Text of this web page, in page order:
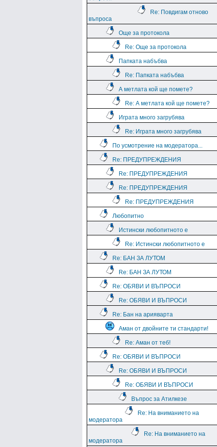
Re: Повдигам отново
въпроса
Още за протокола
Re: Още за протокола
Папката набъбва
Re: Папката набъбва
А метлата кой ще помете?
Re: А метлата кой ще помете?
Играта много загрубява
Re: Играта много загрубява
По усмотрение на модератора...
Re: ПРЕДУПРЕЖДЕНИЯ
Re: ПРЕДУПРЕЖДЕНИЯ
Re: ПРЕДУПРЕЖДЕНИЯ
Re: ПРЕДУПРЕЖДЕНИЯ
Любопитно
Истински любопитното е
Re: Истински любопитното е
Re: БАН ЗА ЛУТОМ
Re: БАН ЗА ЛУТОМ
Re: ОБЯВИ И ВЪПРОСИ
Re: ОБЯВИ И ВЪПРОСИ
Re: Бан на арияварта
Аман от двойните ти стандарти!
Re: Аман от теб!
Re: ОБЯВИ И ВЪПРОСИ
Re: ОБЯВИ И ВЪПРОСИ
Re: ОБЯВИ И ВЪПРОСИ
Въпрос за Атилкезе
Re: На вниманието на
модератора
Re: На вниманието на
модератора